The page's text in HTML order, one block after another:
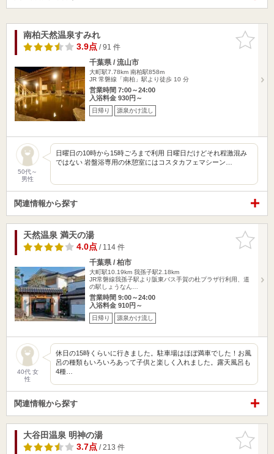
お気に入
りに追加
南柏天然温泉すみれ
3.9点/ 91 件
千葉県 / 流山市
大町駅7.78km 南柏駅858m
JR 常磐線「南柏」駅より徒歩 10 分
営業時間 7:00～24:00
入浴料金 930円～
日帰り 源泉かけ流し
50代～
男性
日曜日の10時から15時ごろまで利用 日曜日だけどそれ程激混み
ではない 岩盤浴専用の休憩室にはコスタカフェマシーン…
関連情報から探す
お気に入
りに追加
天然温泉 満天の湯
4.0点/ 114 件
千葉県 / 柏市
大町駅10.19km 我孫子駅2.18km
JR常磐線我孫子駅より阪東バス手賀の杜プラザ行利用、道
の駅しょうなん…
営業時間 9:00～24:00
入浴料金 910円～
日帰り 源泉かけ流し
40代 女
性
休日の15時くらいに行きました。駐車場はほぼ満車でした！お風
呂の種類もいろいろあって子供と楽しく入れました。露天風呂も
4種…
関連情報から探す
お気に入
りに追加
大谷田温泉 明神の湯
3.7点/ 213 件